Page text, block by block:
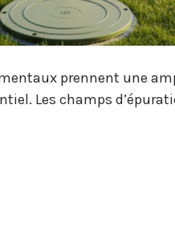
prennent une
Les champs